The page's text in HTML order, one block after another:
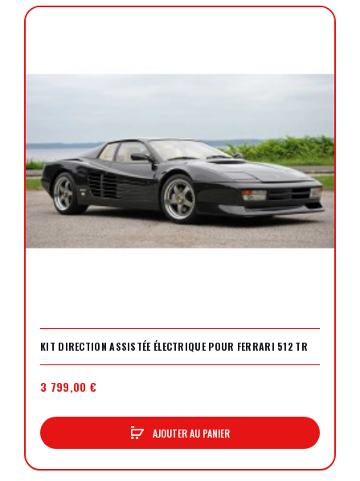
KIT DIRECTION ASSISTÉE ÉLECTRIQUE POUR FERRARI 512 TR
3 799,00 €
AJOUTER AU PANIER